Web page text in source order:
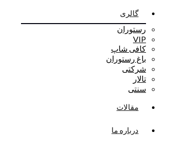
گالری
رستوران
VIP
کافی شاپ
باغ رستوران
شرکتی
تالار
سنتی
مقالات
درباره ما